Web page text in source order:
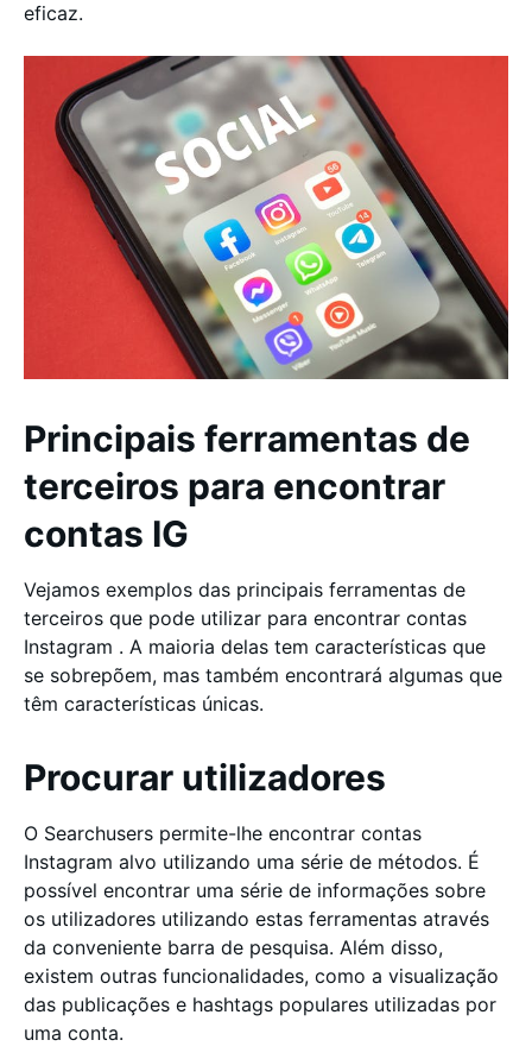
eficaz.
Principais ferramentas de
terceiros para encontrar
contas IG
Vejamos exemplos das principais ferramentas de
terceiros que pode utilizar para encontrar contas
Instagram . A maioria delas tem características que
se sobrepõem, mas também encontrará algumas que
têm características únicas.
Procurar utilizadores
O Searchusers permite-lhe encontrar contas
Instagram alvo utilizando uma série de métodos. É
possível encontrar uma série de informações sobre
os utilizadores utilizando estas ferramentas através
da conveniente barra de pesquisa. Além disso,
existem outras funcionalidades, como a visualização
das publicações e hashtags populares utilizadas por
uma conta.